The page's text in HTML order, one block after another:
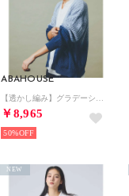
ABAHOUSE
￥8,965
50%
NEW